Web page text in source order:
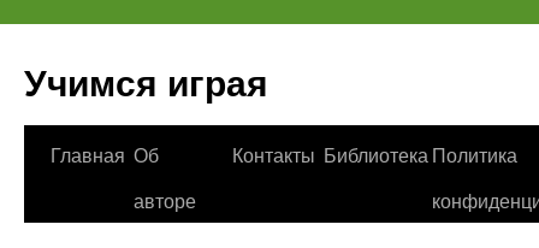
Учимся играя
Перейти
Главная Об
авторе
Контакты Библиотека Политика